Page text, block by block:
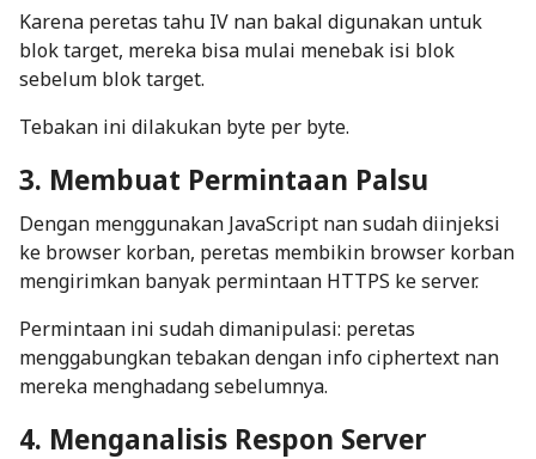
Karena peretas tahu IV nan bakal digunakan untuk
blok target, mereka bisa mulai menebak isi blok
sebelum blok target.
Tebakan ini dilakukan byte per byte.
3. Membuat Permintaan Palsu
Dengan menggunakan JavaScript nan sudah diinjeksi
ke browser korban, peretas membikin browser korban
mengirimkan banyak permintaan HTTPS ke server.
Permintaan ini sudah dimanipulasi: peretas
menggabungkan tebakan dengan infociphertext nan
mereka menghadang sebelumnya.
4. Menganalisis Respon Server